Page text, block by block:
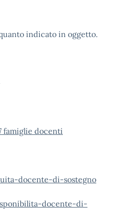
indicato in oggetto.
famiglie docenti
docente-di-sostegno
docente-di-